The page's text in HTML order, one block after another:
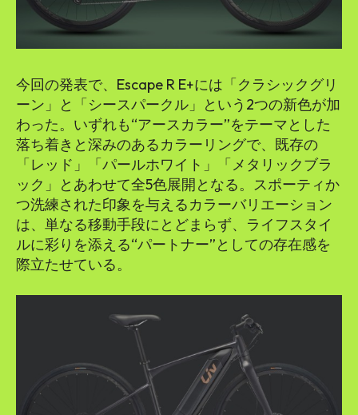
今回の発表で、Escape R E+には「クラシックグリ
ーン」と「シースパークル」という2つの新色が加
わった。いずれも“アースカラー”をテーマとした
落ち着きと深みのあるカラーリングで、既存の
「レッド」「パールホワイト」「メタリックブラ
ック」とあわせて全5色展開となる。スポーティか
つ洗練された印象を与えるカラーバリエーション
は、単なる移動手段にとどまらず、ライフスタイ
ルに彩りを添える“パートナー”としての存在感を
際立たせている。